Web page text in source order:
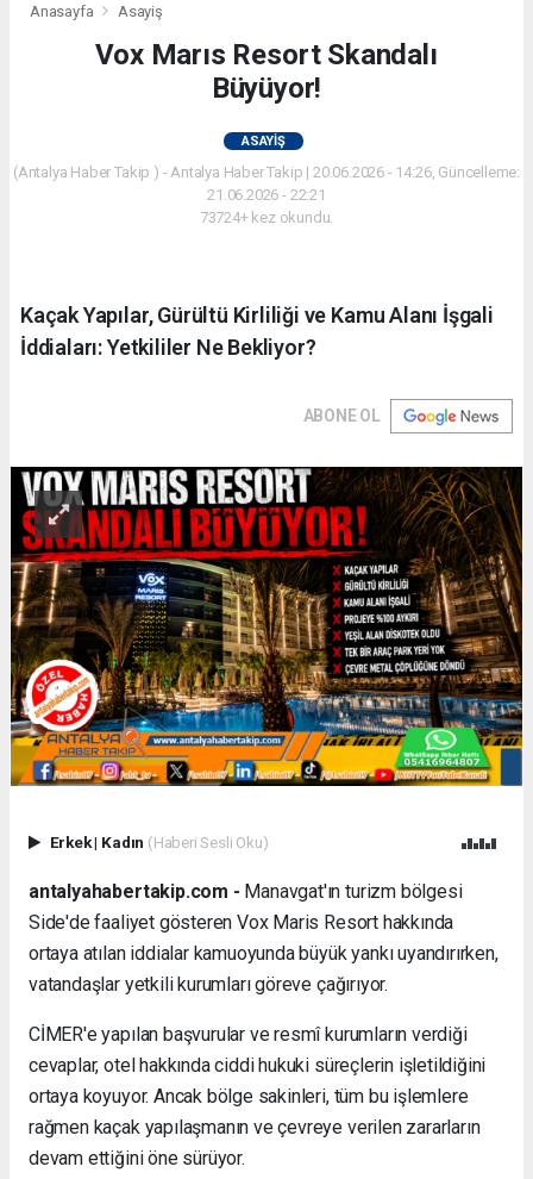
Anasayfa Asayiş
Vox Marıs Resort Skandalı
Büyüyor!
ASAYIŞ
(Antalya Haber Takip ) - Antalya Haber Takip | 20.06.2026 - 14:26, Güncelleme:
21.06.2026 - 22:21
73724+ kez okundu.
Kaçak Yapılar, Gürültü Kirliliği ve Kamu Alanı İşgali
İddiaları: Yetkililer Ne Bekliyor?
ABONE OL
Erkek| Kadın (Haberi Sesli Oku)
antalyahabertakip.com - Manavgat'ın turizm bölgesi
Side'de faaliyet gösteren Vox Maris Resort hakkında
ortaya atılan iddialar kamuoyunda büyük yankı uyandırırken,
vatandaşlar yetkili kurumları göreve çağırıyor.
CİMER'e yapılan başvurular ve resmî kurumların verdiği
cevaplar, otel hakkında ciddi hukuki süreçlerin işletildiğini
ortaya koyuyor. Ancak bölge sakinleri, tüm bu işlemlere
rağmen kaçak yapılaşmanın ve çevreye verilen zararların
devam ettiğini öne sürüyor.